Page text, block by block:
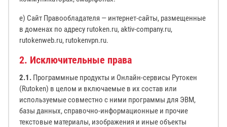
е) Сайт Правообладателя — интернет-сайты, размещенные
в доменах по адресу rutoken.ru, aktiv-company.ru,
rutokenweb.ru, rutokenvpn.ru.
2. Исключительные права
2.1. Программные продукты и Онлайн-сервисы Рутокен
(Rutoken) в целом и включаемые в их состав или
используемые совместно с ними программы для ЭВМ,
базы данных, справочно-информационные и прочие
текстовые материалы, изображения и иные объекты